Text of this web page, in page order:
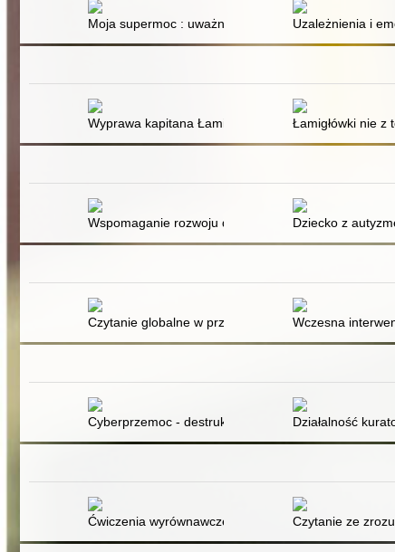
Moja supermoc : uważność i spokój żabki : historie,
Uzależnienia i
Wyprawa kapitana Łamigłowy w krainę geografii
Łamigłówki nie z
Wspomaganie rozwoju dziecka w spektrum
Dziecko z
Czytanie globalne w przedszkolu : jak to robić?
Wczesna
Cyberprzemoc - destrukcyjne zjawisko wDziałalność
Ćwiczenia wyrównawcze dla uczniów zCzytanie ze